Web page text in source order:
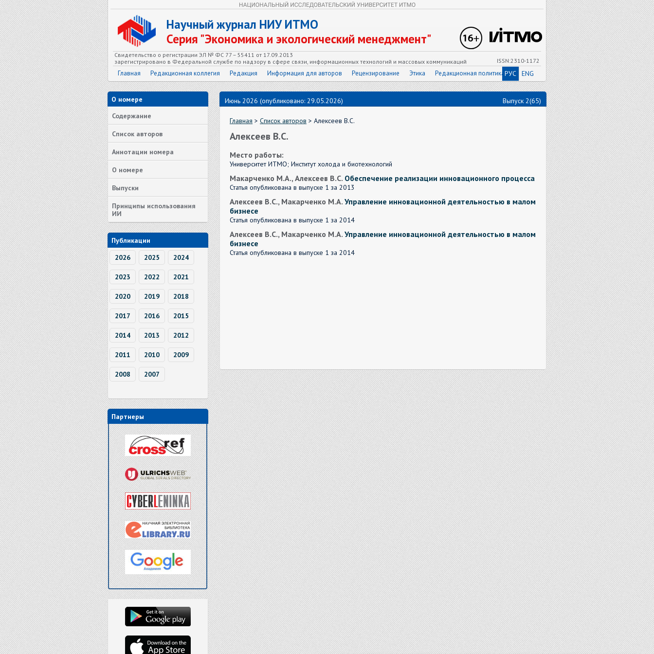
Научный журнал НИУ ИТМО
Серия "Экономика и экологический менеджмент"
Свидетельство о регистрации ЭЛ № ФС 77 – 55411 от 17.09.2013
зарегистрировано в Федеральной службе по надзору в сфере связи, информационных технологий и массовых коммуникаций
ISSN:2310-1172
Главная Редакционная коллегия Редакция Информация для авторов Рецензирование Этика Редакционная политика РУС ENG
О номере
Содержание
Список авторов
Аннотации номера
О номере
Выпуски
Принципы использования
ИИ
Публикации
2026
2025 2024
2023 2022 2021
2020 2019 2018
2017 2016 2015
2014 2013 2012
2011 2010 2009
2008 2007
Партнеры
Июнь 2026 (опубликовано: 29.05.2026) Выпуск 2(65)
Главная > Список авторов > Алексеев В.С.
Алексеев В.С.
Место работы:
Университет ИТМО; Институт холода и биотехнологий
Макарченко М.А., Алексеев В.С. Обеспечение реализации инновационного процесса
Статья опубликована в выпуске 1 за 2013
Алексеев В.С., Макарченко М.А. Управление инновационной деятельностью в малом
бизнесе
Статья опубликована в выпуске 1 за 2014
Алексеев В.С., Макарченко М.А. Управление инновационной деятельностью в малом
бизнесе
Статья опубликована в выпуске 1 за 2014